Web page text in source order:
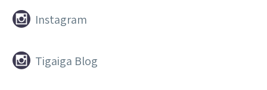

 Instagram

 Tigaiga Blog